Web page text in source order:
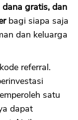
gratis, dan
bagi siapa saja
dan keluarga
referral.
satu
dapat